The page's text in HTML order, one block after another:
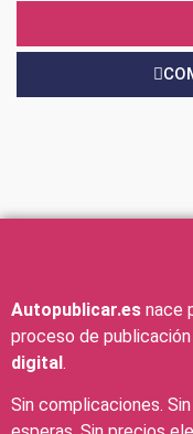
Autopublicar.es nace
proceso de
digital.
Sin complicaciones.